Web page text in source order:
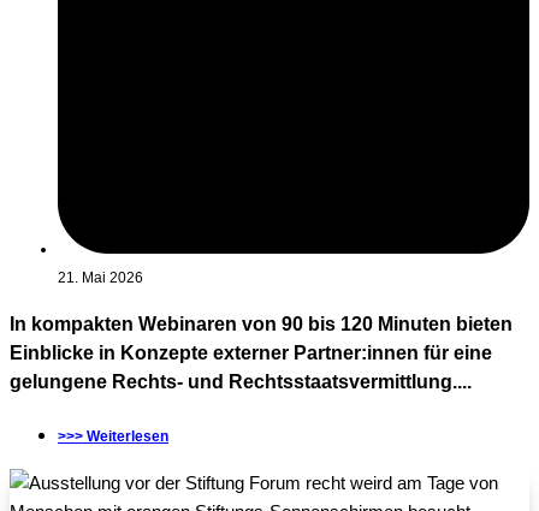
21. Mai 2026
In kompakten Webinaren von 90 bis 120 Minuten bieten
Einblicke in Konzepte externer Partner:innen für eine
gelungene Rechts- und Rechtsstaatsvermittlung....
>>> Weiterlesen